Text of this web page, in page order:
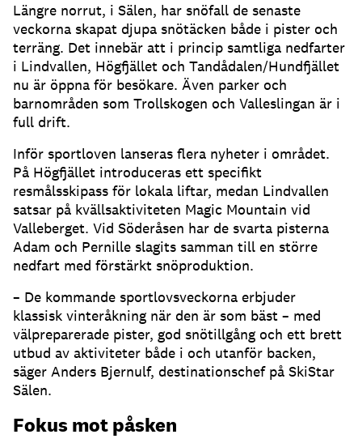
Längre norrut, i Sälen, har snöfall de senaste
veckorna skapat djupa snötäcken både i pister och
terräng. Det innebär att i princip samtliga nedfarter
i Lindvallen, Högfjället och Tandådalen/Hundfjället
nu är öppna för besökare. Även parker och
barnområden som Trollskogen och Valleslingan är i
full drift.
Inför sportloven lanseras flera nyheter i området.
På Högfjället introduceras ett specifikt
resmålsskipass för lokala liftar, medan Lindvallen
satsar på kvällsaktiviteten Magic Mountain vid
Valleberget. Vid Söderåsen har de svarta pisterna
Adam och Pernille slagits samman till en större
nedfart med förstärkt snöproduktion.
– De kommande sportlovsveckorna erbjuder
klassisk vinteråkning när den är som bäst – med
välpreparerade pister, god snötillgång och ett brett
utbud av aktiviteter både i och utanför backen,
säger Anders Bjernulf, destinationschef på SkiStar
Sälen.
Fokus mot påsken